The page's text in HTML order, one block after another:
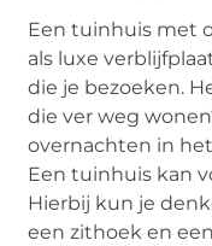
Een tuinhuis met
als luxe
die je bezoeken.
die ver weg
overnachten in
Een tuinhuis kan
Hierbij kun je
een zithoek en